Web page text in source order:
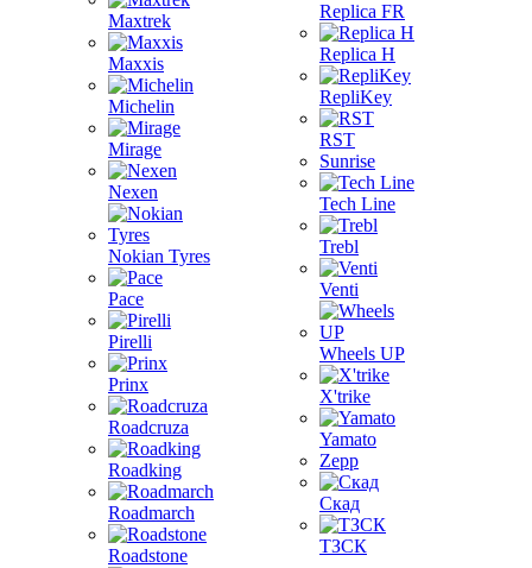
Maxtrek
Maxxis
Michelin
Mirage
Nexen
Nokian Tyres
Pace
Pirelli
Prinx
Roadcruza
Roadking
Roadmarch
Roadstone
Replica FR
Replica H
RepliKey
RST
Sunrise
Tech Line
Trebl
Venti
Wheels UP
X'trike
Yamato
Zepp
Скад
ТЗСК